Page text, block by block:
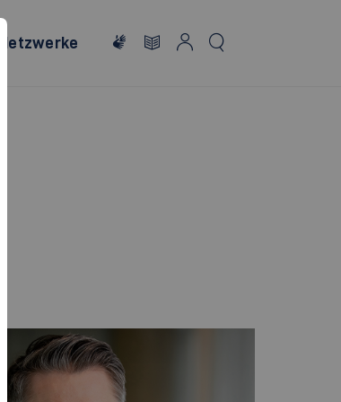
Netzwerke